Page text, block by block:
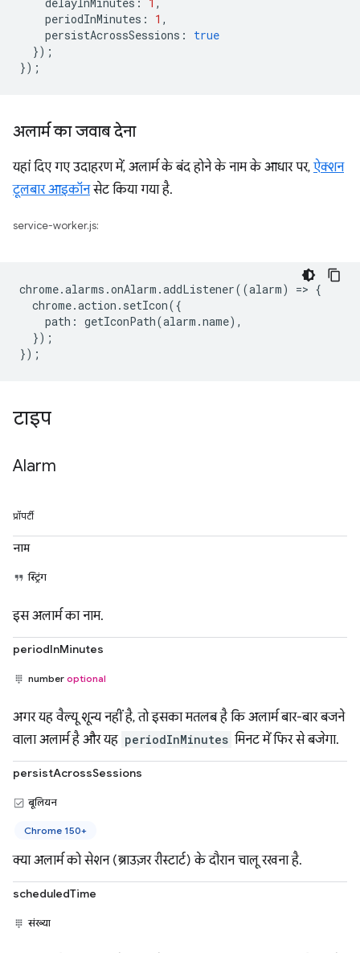
periodInMinutes : 1 ,
persistAcrossSessions :
true
});
});
अलार्म का जवाब देना
यहां दिए गए उदाहरण में, अलार्म के बंद होने के नाम के आधार पर, ऐक्शन
टूलबार आइकॉनसेट किया गया है.
service-worker.js:
chrome.alarms .onAlarm .addListener((alarm) => {
chrome.action . setIcon({
path : getIconPath(alarm .name),
});
});
टाइप
Alarm
प्रॉपर्टी
नाम
स्ट्रिंग
इस अलार्म का नाम.
periodInMinutes
number optional
अगर यह वैल्यू शून्य नहीं है, तो इसका मतलब है कि अलार्म बार-बार बजने
वाला अलार्म है और यह periodInMinutes मिनट में फिर से बजेगा.
persistAcrossSessions
बूलियन
Chrome 150+
क्या अलार्म को सेशन (ब्राउज़र रीस्टार्ट) के दौरान चालू रखना है.
scheduledTime
संख्या